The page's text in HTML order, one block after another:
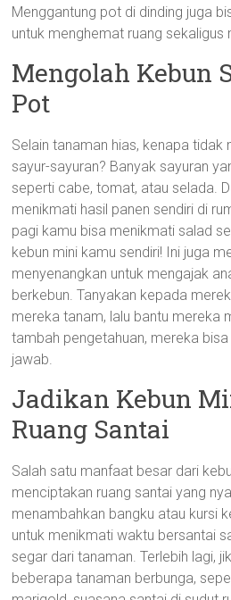
Menggantung pot di dinding juga
untuk menghemat ruang sekaligus
Mengolah Kebun
Pot
Selain tanaman hias, kenapa
sayur-sayuran? Banyak sayuran
seperti cabe, tomat, atau selada.
menikmati hasil panen sendiri di
pagi kamu bisa menikmati salad
kebun mini kamu sendiri! Ini juga
menyenangkan untuk mengajak
berkebun. Tanyakan kepada
mereka tanam, lalu bantu mereka
tambah pengetahuan, mereka
jawab.
Jadikan Kebun
Ruang Santai
Salah satu manfaat besar dari
menciptakan ruang santai yang
menambahkan bangku atau kursi
untuk menikmati waktu bersantai
segar dari tanaman. Terlebih lagi,
beberapa tanaman berbunga,